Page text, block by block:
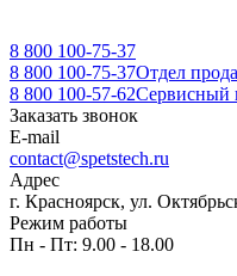
8 800 100-75-37
8 800 100-75-37Отдел
8 800 100-57-62Сервисный
Заказать звонок
E-mail
contact@spetstech.ru
Адрес
г. Красноярск, ул.
Режим работы
Пн - Пт: 9.00 - 18.00